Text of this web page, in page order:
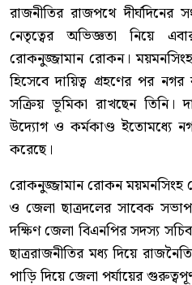
রাজনীতির রাজপথে দীর্ঘদিনের
নেতৃত্বের অভিজ্ঞতা নিয়ে
রোকনুজ্জামান রোকন।
হিসেবে দায়িত্ব গ্রহণের পর নগর
সক্রিয় ভূমিকা রাখছেন তিনি।
উদ্যোগ ও কর্মকাণ্ড ইতোমধ্যে
করেছে।
রোকনুজ্জামান রোকন ময়মনসিংহ
ও জেলা ছাত্রদলের সাবেক
দক্ষিণ জেলা বিএনপির সদস্য
ছাত্ররাজনীতির মধ্য দিয়ে
পাড়ি দিয়ে জেলা পর্যায়ের